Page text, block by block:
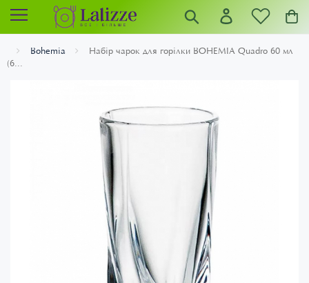
Bohemia
Набір чарок для горілки BOHEMIA Quadro 60 мл
(6...